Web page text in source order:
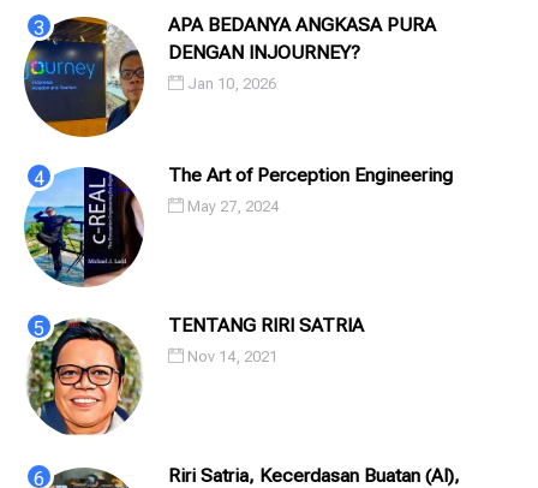
APA BEDANYA ANGKASA PURA
DENGAN INJOURNEY?
Jan 10, 2026
The Art of Perception Engineering
May 27, 2024
TENTANG RIRI SATRIA
Nov 14, 2021
Riri Satria, Kecerdasan Buatan (AI),